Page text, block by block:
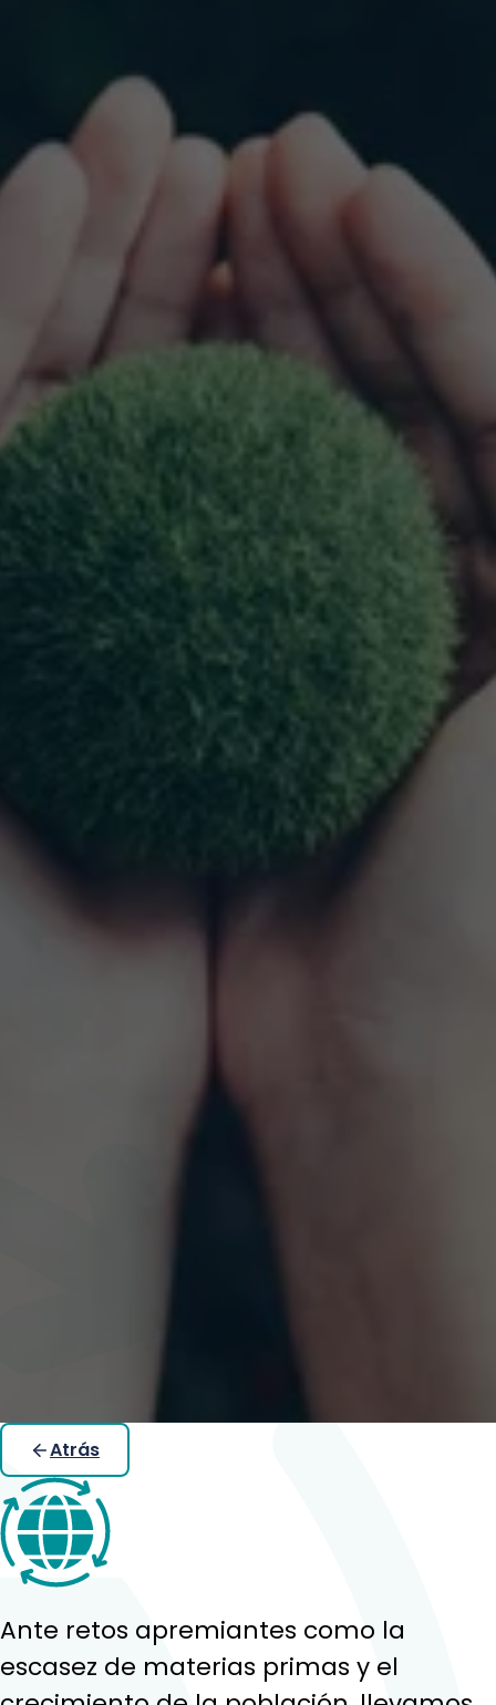
Atrás
Ante retos apremiantes como la
escasez de materias primas y el